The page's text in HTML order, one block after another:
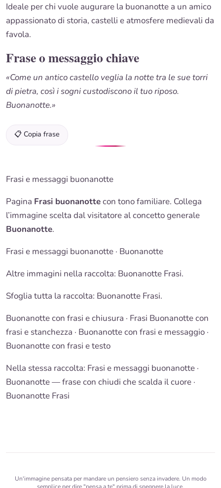
Ideale per chi vuole augurare la buonanotte a un amico
appassionato di storia, castelli e atmosfere medievali da
favola.
Frase o messaggio chiave
«Come un antico castello veglia la notte tra le sue torri
di pietra, così i sogni custodiscono il tuo riposo.
Buonanotte.»
📋 Copia frase
Frasi e messaggi buonanotte
Pagina Frasi buonanottecon tono familiare. Collega
l’immagine scelta dal visitatore al concetto generale
Buonanotte.
Frasi e messaggi buonanotte · Buonanotte
Altre immagini nella raccolta: Buonanotte Frasi.
Sfoglia tutta la raccolta: Buonanotte Frasi.
Buonanotte con frasi e chiusura · Frasi Buonanotte con
frasi e stanchezza · Buonanotte con frasi e messaggio ·
Buonanotte con frasi e testo
Nella stessa raccolta: Frasi e messaggi buonanotte ·
Buonanotte — frase con chiudi che scalda il cuore ·
Buonanotte Frasi
Un'immagine pensata per mandare un pensiero senza invadere. Un modo